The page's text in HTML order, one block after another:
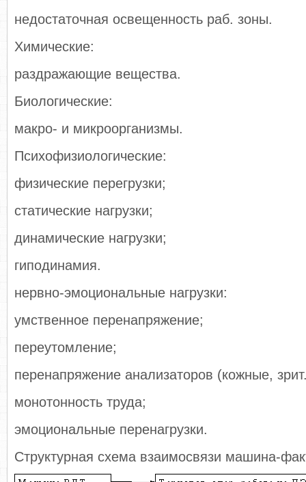
недостаточная освещенность раб. зоны.
Химические:
раздражающие вещества.
Биологические:
макро- и микроорганизмы.
Психофизиологические:
физические перегрузки;
статические нагрузки;
динамические нагрузки;
гиподинамия.
нервно-эмоциональные нагрузки:
умственное перенапряжение;
переутомление;
перенапряжение анализаторов (кожные,
монотонность труда;
эмоциональные перенагрузки.
Структурная схема взаимосвязи машина-